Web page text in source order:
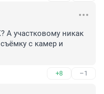
А участковому никак
с камер и
+8 –1